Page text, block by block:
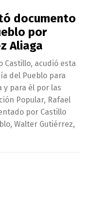
documento
por
Aliaga
Castillo, acudió esta
del Pueblo para
y para él por las
Popular, Rafael
por Castillo
Walter Gutiérrez,